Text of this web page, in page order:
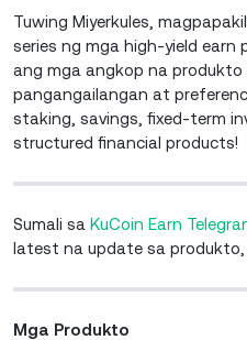
Tuwing Miyerkules,
series ng mga high-yield earn
ang mga angkop na
pangangailangan at
staking, savings, fixed-term
structured financial products!
Sumali sa KuCoin Earn
latest na update sa
Mga Produkto